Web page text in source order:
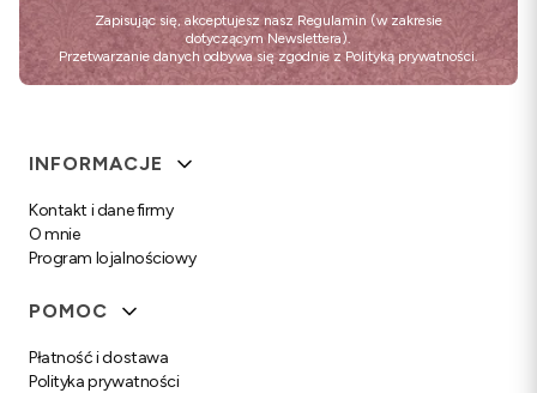
Zapisując się, akceptujesz nasz Regulamin (w zakresie
dotyczącym Newslettera).
Przetwarzanie danych odbywa się zgodnie z Polityką prywatności.
Linki w stopce
INFORMACJE
Kontakt i dane firmy
O mnie
Program lojalnościowy
POMOC
Płatność i dostawa
Polityka prywatności